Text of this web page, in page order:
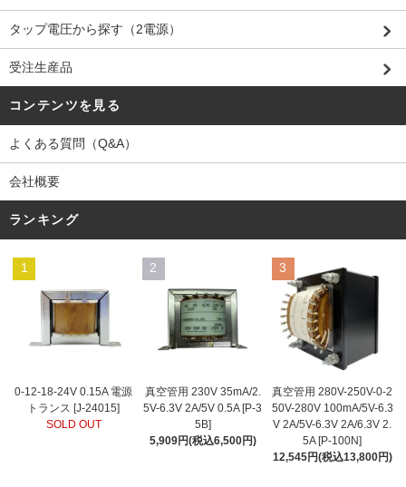
タップ電圧から探す（2電源）
受注生産品
コンテンツを見る
よくある質問（Q&A）
会社概要
ランキング
1
0-12-18-24V 0.15A 電源
トランス [J-24015]
SOLD OUT
2
真空管用 230V 35mA/2.
5V-6.3V 2A/5V 0.5A [P-3
5B]
5,909円(税込6,500円)
3
真空管用 280V-250V-0-2
50V-280V 100mA/5V-6.3
V 2A/5V-6.3V 2A/6.3V 2.
5A [P-100N]
12,545円(税込13,800円)